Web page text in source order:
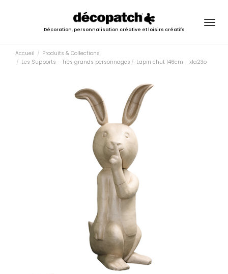
Décoration, personnalisation créative et loisirs créatifs
Accueil
Produits & Collections
Les Supports - Très grands personnages
Lapin chut 146cm - xla23o